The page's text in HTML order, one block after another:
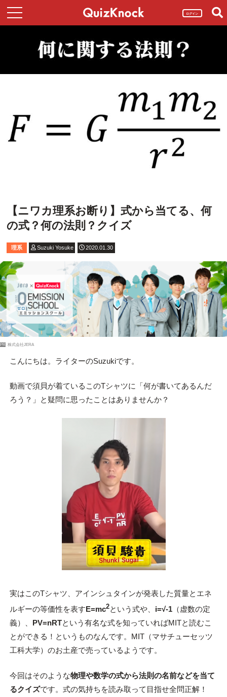
ログイン
【ニワカ理系お断り】式から当てる、何
の式？何の法則？クイズ
理系 Suzuki Yosuke 2020.01.30
PR 株式会社JERA
こんにちは。ライターのSuzukiです。
動画で須貝が着ているこのTシャツに「何が書いてあるんだ
ろう？」と疑問に思ったことはありませんか？
実はこのTシャツ、アインシュタインが発表した質量とエネ
ルギーの等価性を表すE=mc2という式や、 i=√-1（虚数の定
義）、 PV=nRTという有名な式を知っていればMITと読むこ
とができる！というものなんです。MIT（マサチューセッツ
工科大学）のお土産で売っているようです。
今回はそのような物理や数学の式から法則の名前などを当て
るクイズです。式の気持ちを読み取って目指せ全問正解！